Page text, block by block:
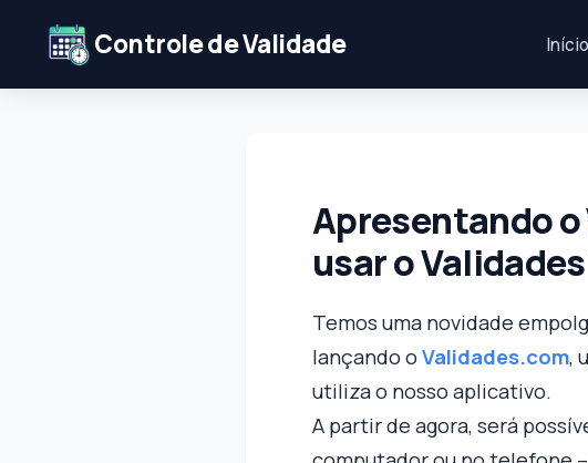
Controle de Validade Início
Apresentando
usar o
Temos uma novidade
lançando oValidades.com,
utiliza o nosso aplicativo.
A partir de agora, será